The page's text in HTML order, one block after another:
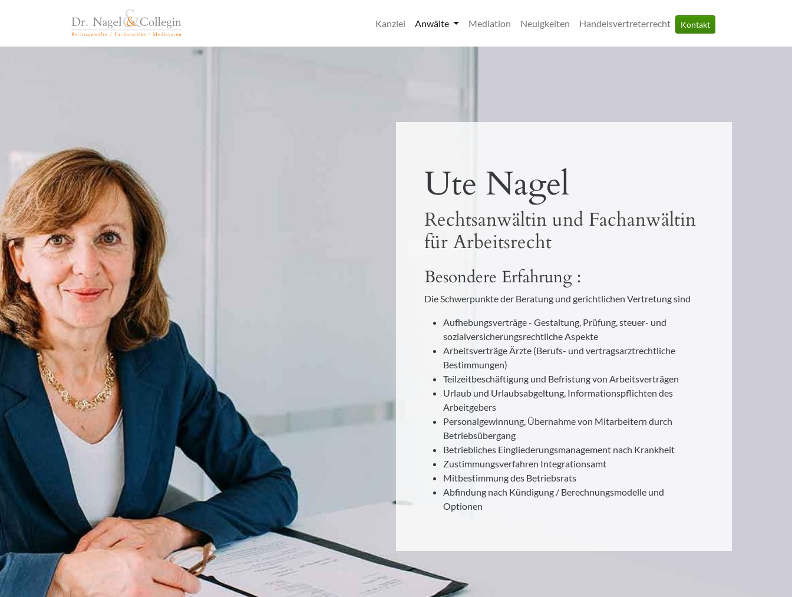
Kanzlei Anwälte Mediation Neuigkeiten Handelsvertreterrecht Kontakt
Ute Nagel
Rechtsanwältin und Fachanwältin
für Arbeitsrecht
Besondere Erfahrung :
Die Schwerpunkte der Beratung und gerichtlichen Vertretung sind
Aufhebungsverträge - Gestaltung, Prüfung, steuer- und
sozialversicherungsrechtliche Aspekte
Arbeitsverträge Ärzte (Berufs- und vertragsarztrechtliche
Bestimmungen)
Teilzeitbeschäftigung und Befristung von Arbeitsverträgen
Urlaub und Urlaubsabgeltung, Informationspflichten des
Arbeitgebers
Personalgewinnung, Übernahme von Mitarbeitern durch
Betriebsübergang
Betriebliches Eingliederungsmanagement nach Krankheit
Zustimmungsverfahren Integrationsamt
Mitbestimmung des Betriebsrats
Abfindung nach Kündigung / Berechnungsmodelle und
Optionen